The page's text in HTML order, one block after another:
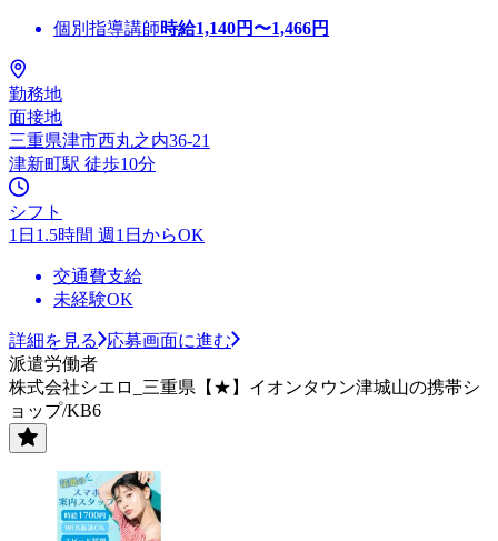
個別指導講師時給1,140円〜1,466円
勤務地
面接地
三重県津市西丸之内36-21
津新町駅 徒歩10分
シフト
1日1.5時間 週1日からOK
交通費支給
未経験OK
詳細を見る
応募画面に進む
派遣労働者
株式会社シエロ_三重県【★】イオンタウン津城山の携帯シ
ョップ/KB6